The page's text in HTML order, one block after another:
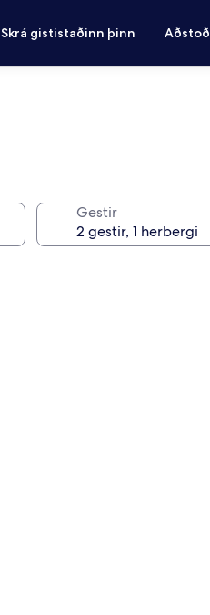
Skrá gististaðinn þinn Aðstoð
Gestir